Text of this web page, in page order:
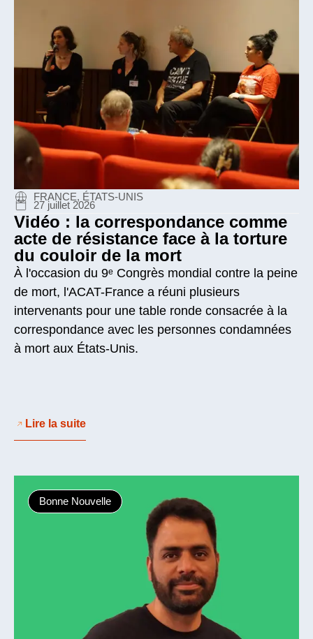
FRANCE, ÉTATS-UNIS
27 juillet 2026
Vidéo : la correspondance comme
acte de résistance face à la torture
du couloir de la mort
À l'occasion du 9ᵉ Congrès mondial contre la peine
de mort, l'ACAT-France a réuni plusieurs
intervenants pour une table ronde consacrée à la
correspondance avec les personnes condamnées
à mort aux États-Unis.
Lire la suite
Bonne Nouvelle